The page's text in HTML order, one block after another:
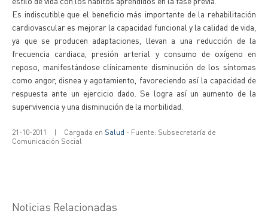
Es indiscutible que el beneficio más importante de la rehabilitación
cardiovascular es mejorar la capacidad funcional y la calidad de vida,
ya que se producen adaptaciones, llevan a una reducción de la
frecuencia cardiaca, presión arterial y consumo de oxígeno en
reposo, manifestándose clínicamente disminución de los síntomas
como angor, disnea y agotamiento, favoreciendo así la capacidad de
respuesta ante un ejercicio dado. Se logra así un aumento de la
supervivencia y una disminución de la morbilidad.
21-10-2011 | Cargada en Salud - Fuente: Subsecretaría de
Comunicación Social
Noticias Relacionadas